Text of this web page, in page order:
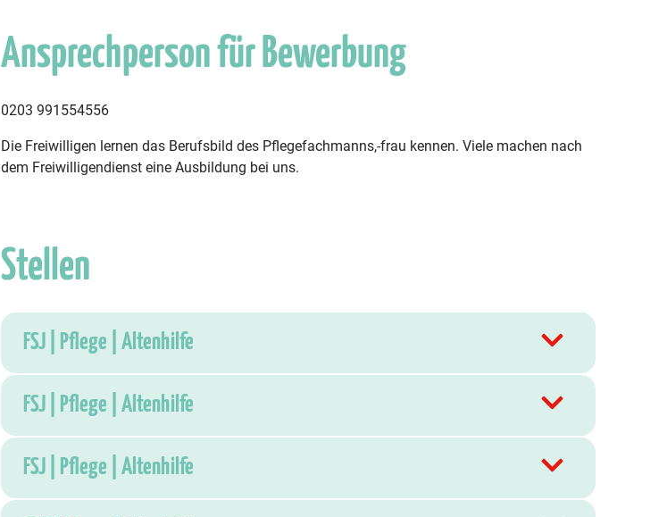
Ansprechperson für Bewerbung
0203 991554556
Die Freiwilligen lernen das Berufsbild des Pflegefachmanns,-frau kennen. Viele machen nach
dem Freiwilligendienst eine Ausbildung bei uns.
Stellen
FSJ | Pflege | Altenhilfe
FSJ | Pflege | Altenhilfe
FSJ | Pflege | Altenhilfe